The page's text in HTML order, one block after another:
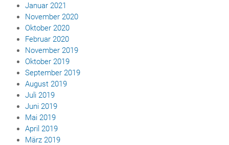
Januar 2021
November 2020
Oktober 2020
Februar 2020
November 2019
Oktober 2019
September 2019
August 2019
Juli 2019
Juni 2019
Mai 2019
April 2019
März 2019